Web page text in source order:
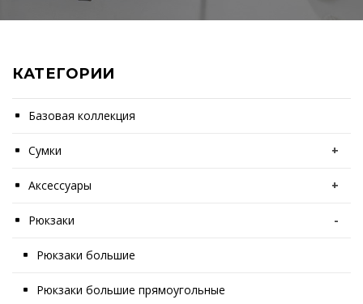
КАТЕГОРИИ
Базовая коллекция
Сумки +
Аксессуары +
Рюкзаки -
Рюкзаки большие
Рюкзаки большие прямоугольные